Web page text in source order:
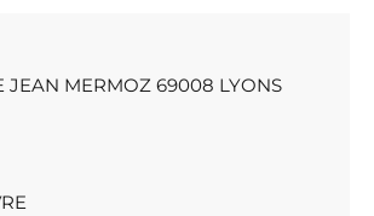
JEAN MERMOZ 69008 LYONS